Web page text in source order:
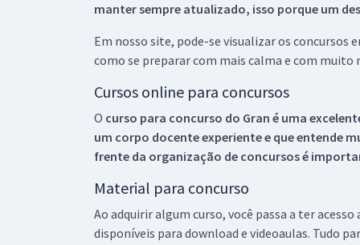
manter sempre atualizado, isso porque um
Em nosso site, pode-se visualizar os concursos
como se preparar com mais calma e com muito
Cursos online para concursos
O curso para concurso do Gran é uma
um corpo docente experiente e que entende
frente da organização de concursos é
Material para concurso
Ao adquirir algum curso, você passa a ter
disponíveis para download e videoaulas. Tudo